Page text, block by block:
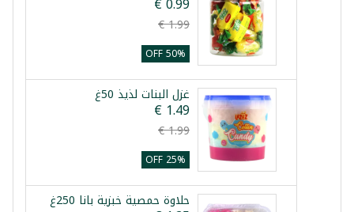
50% OFF
غزل البنات لذيذ 50غ
25% OFF
حلاوة حمصية خبزية بانا 250غ